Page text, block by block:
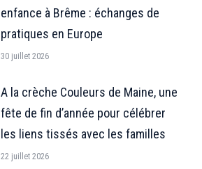
enfance à Brême : échanges de
pratiques en Europe
30 juillet 2026
A la crèche Couleurs de Maine, une
fête de fin d’année pour célébrer
les liens tissés avec les familles
22 juillet 2026